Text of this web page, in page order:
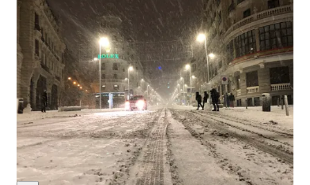
Programación especial de Radio Madrid y la Cadena SER
durante la noche que Filomena paralizó Madrid. Resumen de la
programación informativa emitido coincidiendo con el primer
aniversario de la gran nevada.
Episodios recientes